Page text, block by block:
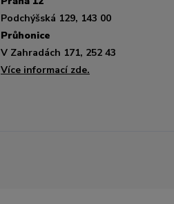
Podchýšská 129, 143 00
Průhonice
V Zahradách 171, 252 43
Více informací zde.